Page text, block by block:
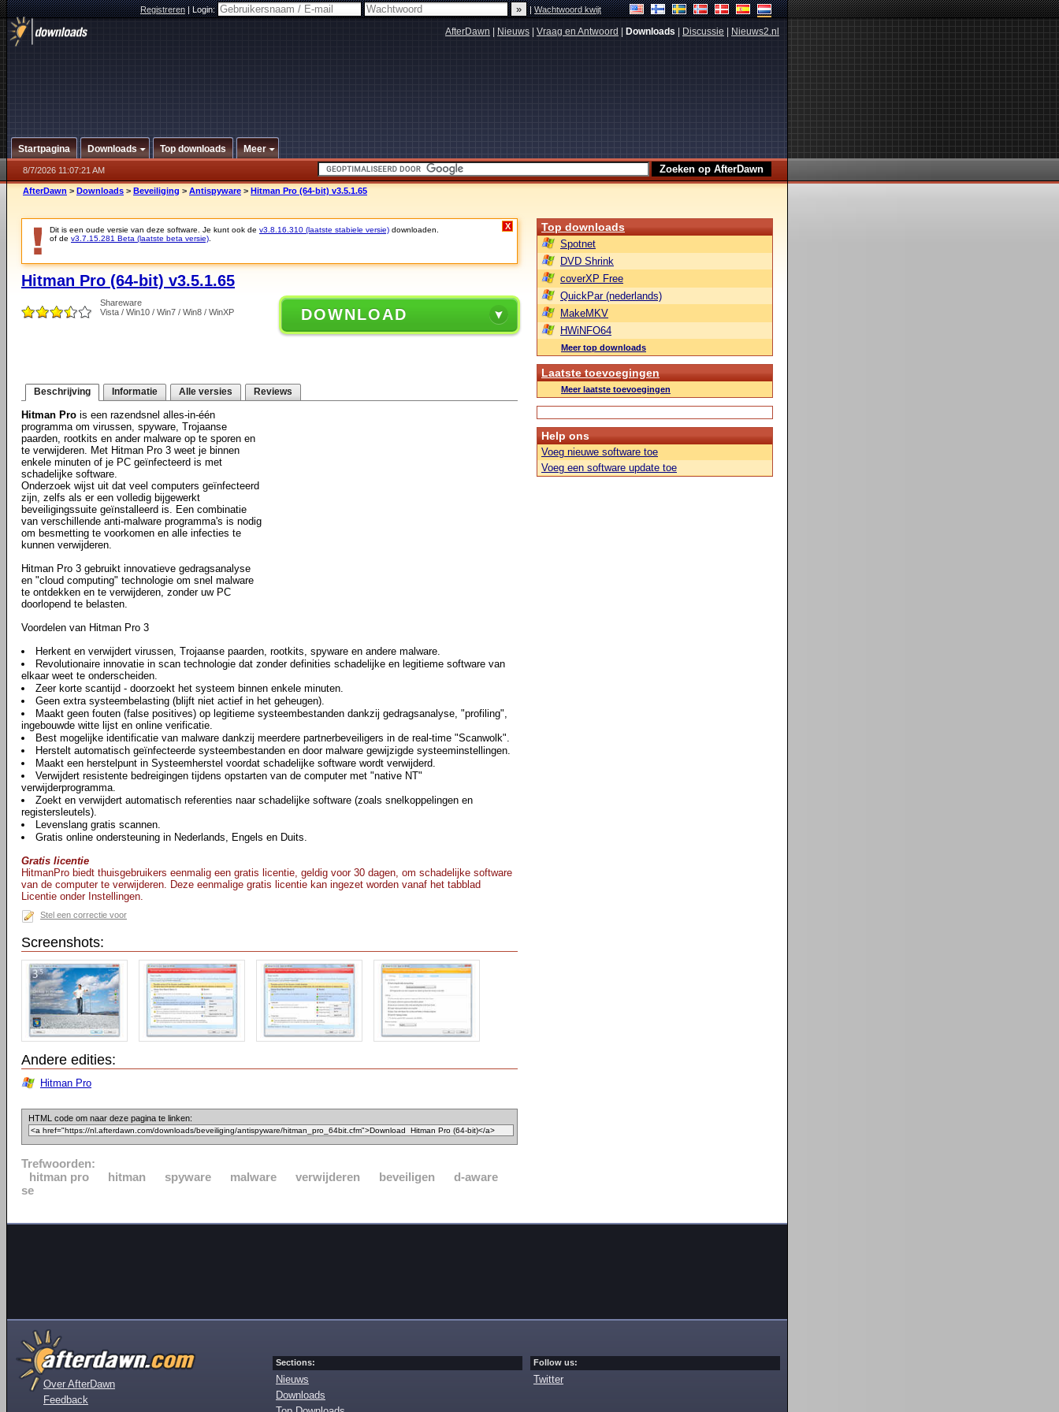
Registreren|Login: |Wachtwoord kwijt
AfterDawn Nieuws Vraag en Antwoord Downloads Discussie Nieuws2.nl
Startpagina Downloads Top downloads Meer
8/7/2026 11:07:21 AM
AfterDawn > Downloads > Beveiliging > Antispyware > Hitman Pro (64-bit) v3.5.1.65
Dit is een oude versie van deze software. Je kunt ook de v3.8.16.310 (laatste stabiele versie) downloaden.
of de v3.7.15.281 Beta (laatste beta versie)
X
Hitman Pro (64-bit) v3.5.1.65
Shareware
Vista / Win10 / Win7 / Win8 / WinXP
DOWNLOAD
Beschrijving Informatie Alle versies Reviews
Hitman Pro is een razendsnel alles-in-één
programma om virussen, spyware, Trojaanse
paarden, rootkits en ander malware op te sporen en
te verwijderen. Met Hitman Pro 3 weet je binnen
enkele minuten of je PC geïnfecteerd is met
schadelijke software.
Onderzoek wijst uit dat veel computers geïnfecteerd
zijn, zelfs als er een volledig bijgewerkt
beveiligingssuite geïnstalleerd is. Een combinatie
van verschillende anti-malware programma's is nodig
om besmetting te voorkomen en alle infecties te
kunnen verwijderen.
Hitman Pro 3 gebruikt innovatieve gedragsanalyse
en "cloud computing" technologie om snel malware
te ontdekken en te verwijderen, zonder uw PC
doorlopend te belasten.
Voordelen van Hitman Pro 3
Herkent en verwijdert virussen, Trojaanse paarden, rootkits, spyware en andere malware.
Revolutionaire innovatie in scan technologie dat zonder definities schadelijke en legitieme software van
elkaar weet te onderscheiden.
Zeer korte scantijd - doorzoekt het systeem binnen enkele minuten.
Geen extra systeembelasting (blijft niet actief in het geheugen).
Maakt geen fouten (false positives) op legitieme systeembestanden dankzij gedragsanalyse, "profiling",
ingebouwde witte lijst en online verificatie.
Best mogelijke identificatie van malware dankzij meerdere partnerbeveiligers in de real-time "Scanwolk".
Herstelt automatisch geïnfecteerde systeembestanden en door malware gewijzigde systeeminstellingen.
Maakt een herstelpunt in Systeemherstel voordat schadelijke software wordt verwijderd.
Verwijdert resistente bedreigingen tijdens opstarten van de computer met "native NT"
verwijderprogramma.
Zoekt en verwijdert automatisch referenties naar schadelijke software (zoals snelkoppelingen en
registersleutels).
Levenslang gratis scannen.
Gratis online ondersteuning in Nederlands, Engels en Duits.
Gratis licentie
HitmanPro biedt thuisgebruikers eenmalig een gratis licentie, geldig voor 30 dagen, om schadelijke software
van de computer te verwijderen. Deze eenmalige gratis licentie kan ingezet worden vanaf het tabblad
Licentie onder Instellingen.
Stel een correctie voor
Screenshots:
Andere edities:
Hitman Pro
HTML code om naar deze pagina te linken:
Trefwoorden:
hitman pro
hitman spyware malware verwijderen beveiligen
d-aware
se
Top downloads
Spotnet
DVD Shrink
coverXP Free
QuickPar (nederlands)
MakeMKV
HWiNFO64
Meer top downloads
Laatste toevoegingen
Meer laatste toevoegingen
Help ons
Voeg nieuwe software toe
Voeg een software update toe
Over AfterDawn
Feedback
Sections:
Nieuws
Downloads
Follow us:
Twitter